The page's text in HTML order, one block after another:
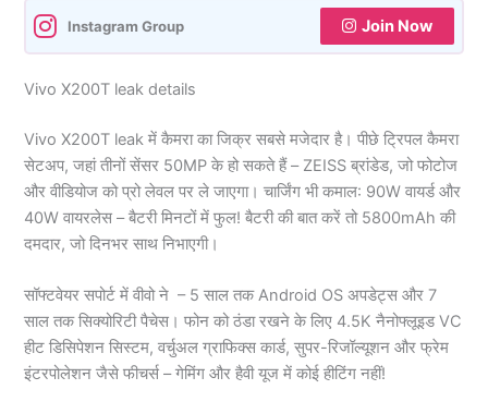
Instagram Group Join Now
Vivo X200T leak details
Vivo X200T leak में कैमरा का जिक्र सबसे मजेदार है। पीछे ट्रिपल कैमरा
सेटअप, जहां तीनों सेंसर 50MP के हो सकते हैं – ZEISS ब्रांडेड, जो फोटोज
और वीडियोज को प्रो लेवल पर ले जाएगा। चार्जिंग भी कमाल: 90W वायर्ड और
40W वायरलेस – बैटरी मिनटों में फुल! बैटरी की बात करें तो 5800mAh की
दमदार, जो दिनभर साथ निभाएगी।
सॉफ्टवेयर सपोर्ट में वीवो ने – 5 साल तक Android OS अपडेट्स और 7
साल तक सिक्योरिटी पैचेस। फोन को ठंडा रखने के लिए 4.5K नैनोफ्लूइड VC
हीट डिसिपेशन सिस्टम, वर्चुअल ग्राफिक्स कार्ड, सुपर-रिजॉल्यूशन और फ्रेम
इंटरपोलेशन जैसे फीचर्स – गेमिंग और हैवी यूज में कोई हीटिंग नहीं!